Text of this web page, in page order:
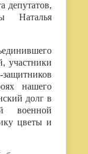
депутатов,
Наталья
участники
нашего
долг в
военной
цветы и